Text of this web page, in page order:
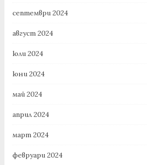
септември 2024
август 2024
юли 2024
юни 2024
май 2024
април 2024
март 2024
февруари 2024